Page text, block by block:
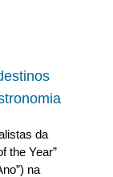
da
the Year”
na